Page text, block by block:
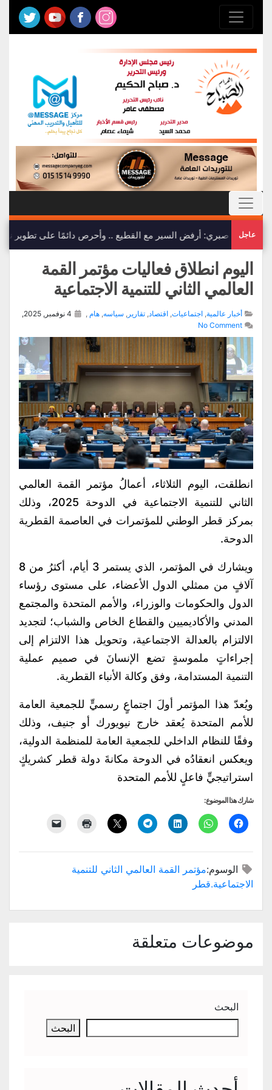
عاجل
ياسمين صبري: أرفض السير مع القطيع .. وأحرص دائمًا على تطوير
اليوم انطلاق فعاليات مؤتمر القمة
العالمي الثاني للتنمية الاجتماعية
أخبار عالمية, اجتماعيات, اقتصاد, تقارير , سياسه, هام ,
No Comment
انطلقت، اليوم الثلاثاء، أعمالُ مؤتمر القمة العالمي
الثاني للتنمية الاجتماعية في الدوحة 2025، وذلك
بمركز قطر الوطني للمؤتمرات في العاصمة القطرية
الدوحة.
ويشارك في المؤتمر، الذي يستمر 3 أيام، أكثرُ من 8
آلافٍ من ممثلي الدول الأعضاء، على مستوى رؤساء
الدول والحكومات والوزراء، والأمم المتحدة والمجتمع
المدني والأكاديميين والقطاع الخاص والشباب؛ لتجديد
الالتزام بالعدالة الاجتماعية، وتحويل هذا الالتزام إلى
إجراءاتٍ ملموسةٍ تضع الإنسانَ في صميم عملية
التنمية المستدامة، وفق وكالة الأنباء القطرية.
ويُعدّ هذا المؤتمر أولَ اجتماعٍ رسميٍّ للجمعية العامة
للأمم المتحدة يُعقد خارج نيويورك أو جنيف، وذلك
وفقًا للنظام الداخلي للجمعية العامة للمنظمة الدولية،
ويعكس انعقادُه في الدوحة مكانةَ دولة قطر كشريكٍ
استراتيجيٍّ فاعلٍ للأمم المتحدة
شارك هذا الموضوع:
الوسوم:مؤتمر القمة العالمي الثاني للتنمية
الاجتماعية.قطر
موضوعات متعلقة
البحث
البحث